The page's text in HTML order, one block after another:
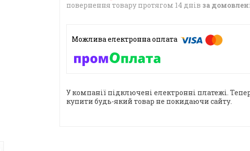
повернення товару протягом 14 днів за
У компанії підключені електронні платежі.
купити будь-який товар не покидаючи сайту.